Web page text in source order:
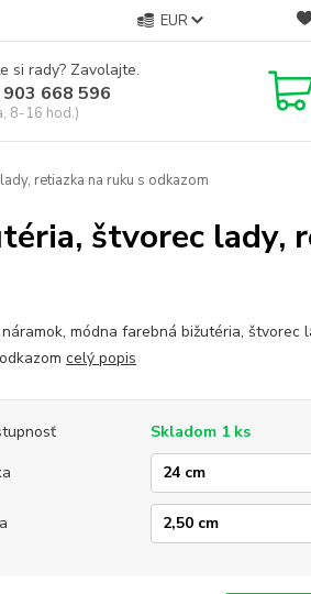
EUR
si rady? Zavolajte.
668 596
8-16 hod.)
retiazka na ruku s odkazom
štvorec lady,
módna farebná bižutéria, štvorec
celý popis
Skladom 1 ks